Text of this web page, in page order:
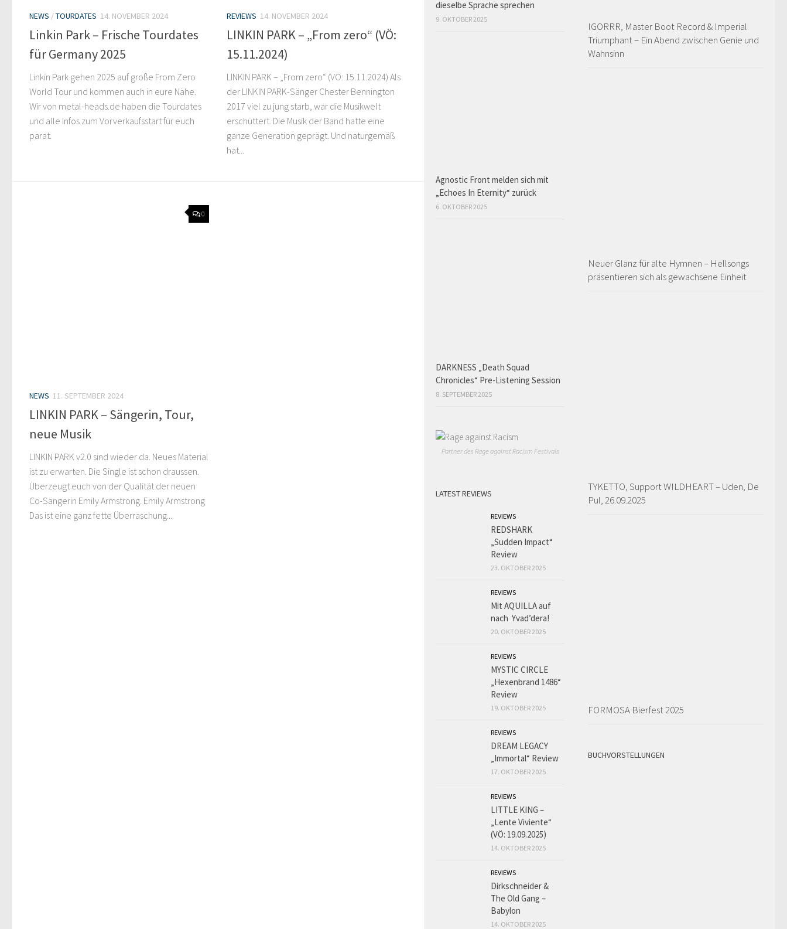
NEWS /TOURDATES 14. NOVEMBER 2024
Linkin Park – Frische Tourdates
für Germany 2025
Linkin Park gehen 2025 auf große From Zero
World Tour und kommen auch in eure Nähe.
Wir von metal-heads.de haben die Tourdates
und alle Infos zum Vorverkaufsstart für euch
parat.
REVIEWS 14. NOVEMBER 2024
LINKIN PARK – „From zero“ (VÖ:
15.11.2024)
LINKIN PARK – „From zero“ (VÖ: 15.11.2024) Als
der LINKIN PARK-Sänger Chester Bennington
2017 viel zu jung starb, war die Musikwelt
erschüttert. Die Musik der Band hatte eine
ganze Generation geprägt. Und naturgemäß
hat...
0
NEWS 11. SEPTEMBER 2024
LINKIN PARK – Sängerin, Tour,
neue Musik
LINKIN PARK v2.0 sind wieder da. Neues Material
ist zu erwarten. Die Single ist schon draussen.
Überzeugt euch von der Qualität der neuen
Co-Sängerin Emily Armstrong. Emily Armstrong
Das ist eine ganz fette Überraschung....
IGORRR, Master Boot Record & Imperial
Triumphant – Ein Abend zwischen Genie und
Wahnsinn
Neuer Glanz für alte Hymnen – Hellsongs
präsentieren sich als gewachsene Einheit
TYKETTO, Support WILDHEART – Uden, De
Pul, 26.09.2025
FORMOSA Bierfest 2025
BUCHVORSTELLUNGEN
dieselbe Sprache sprechen
9. OKTOBER 2025
Agnostic Front melden sich mit
„Echoes In Eternity“ zurück
6. OKTOBER 2025
DARKNESS „Death Squad
Chronicles“ Pre-Listening Session
8. SEPTEMBER 2025
Partner des Rage against Racism Festivals
LATEST REVIEWS
REVIEWS
REDSHARK
„Sudden Impact“
Review
23. OKTOBER 2025
REVIEWS
Mit AQUILLA auf
nach Yvad’dera!
20. OKTOBER 2025
REVIEWS
MYSTIC CIRCLE
„Hexenbrand 1486“
Review
19. OKTOBER 2025
REVIEWS
DREAM LEGACY
„Immortal“ Review
17. OKTOBER 2025
REVIEWS
LITTLE KING –
„Lente Viviente“
(VÖ: 19.09.2025)
14. OKTOBER 2025
REVIEWS
Dirkschneider &
The Old Gang –
Babylon
14. OKTOBER 2025